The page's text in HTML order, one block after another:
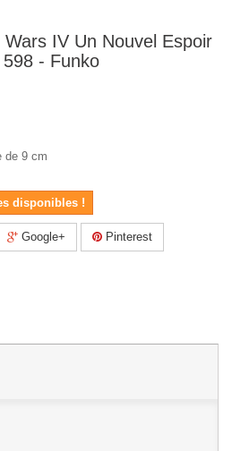
IV Un Nouvel Espoir
- Funko
de 9 cm
disponibles !
Google+ Pinterest